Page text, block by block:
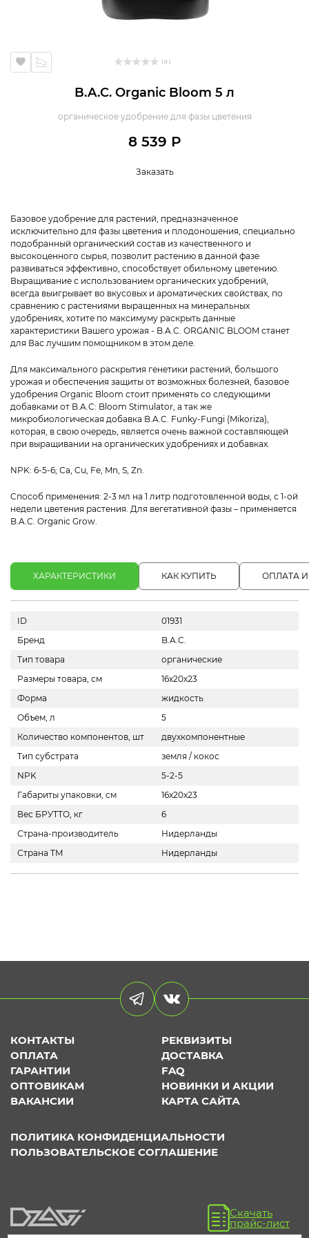
( 0 )
B.A.C. Organic Bloom 5 л
органическое удобрение для фазы цветения
8 539 Р
Заказать
Базовое удобрение для растений, предназначенное
исключительно для фазы цветения и плодоношения, специально
подобранный органический состав из качественного и
высокоценного сырья, позволит растению в данной фазе
развиваться эффективно, способствует обильному цветению.
Выращивание с использованием органических удобрений,
всегда выигрывает во вкусовых и ароматических свойствах, по
сравнению с растениями выращенных на минеральных
удобрениях, хотите по максимуму раскрыть данные
характеристики Вашего урожая - B.A.C. ORGANIC BLOOM станет
для Вас лучшим помощником в этом деле.
Для максимального раскрытия генетики растений, большого
урожая и обеспечения защиты от возможных болезней, базовое
удобрения Organic Bloom стоит применять со следующими
добавками от B.A.C: Bloom Stimulator, а так же
микробиологическая добавка B.A.C. Funky-Fungi (Mikoriza),
которая, в свою очередь, является очень важной составляющей
при выращивании на органических удобрениях и добавках.
NPK: 6-5-6; Сa, Cu, Fe, Mn, S, Zn.
Cпособ применения: 2-3 мл на 1 литр подготовленной воды, с 1-ой
недели цветения растения. Для вегетативной фазы – применяется
B.A.C. Organic Grow.
ХАРАКТЕРИСТИКИ КАК КУПИТЬ ОПЛАТА
ID
01931
Бренд
B.A.C.
Тип товара
органические
Размеры товара, см
16х20х23
Форма
жидкость
Объем, л
5
Количество компонентов, шт
двухкомпонентные
Тип субстрата
земля / кокос
NPK
5-2-5
Габариты упаковки, см
16x20x23
Вес БРУТТО, кг
6
Страна-производитель
Нидерланды
Страна ТМ
Нидерланды
КОНТАКТЫ
РЕКВИЗИТЫ
ОПЛАТА
ДОСТАВКА
ГАРАНТИИ
FAQ
ОПТОВИКАМ
НОВИНКИ И АКЦИИ
ВАКАНСИИ
КАРТА САЙТА
ПОЛИТИКА КОНФИДЕНЦИАЛЬНОСТИ
ПОЛЬЗОВАТЕЛЬСКОЕ СОГЛАШЕНИЕ
Скачать
прайс-лист